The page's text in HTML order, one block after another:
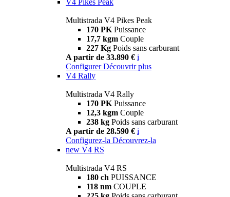
Multistrada V4 Pikes Peak
170 PK Puissance
17,7 kgm Couple
227 Kg Poids sans carburant
A partir de 33.890 € i
Configurer Découvrir plus
V4 Rally
Multistrada V4 Rally
170 PK Puissance
12,3 kgm Couple
238 kg Poids sans carburant
A partir de 28.590 € i
Configurez-la Découvrez-la
new V4 RS
Multistrada V4 RS
180 ch PUISSANCE
118 nm COUPLE